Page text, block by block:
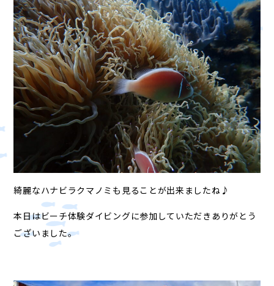
綺麗なハナビラクマノミも見ることが出来ましたね♪
本日はビーチ体験ダイビングに参加していただきありがとう
ございました。